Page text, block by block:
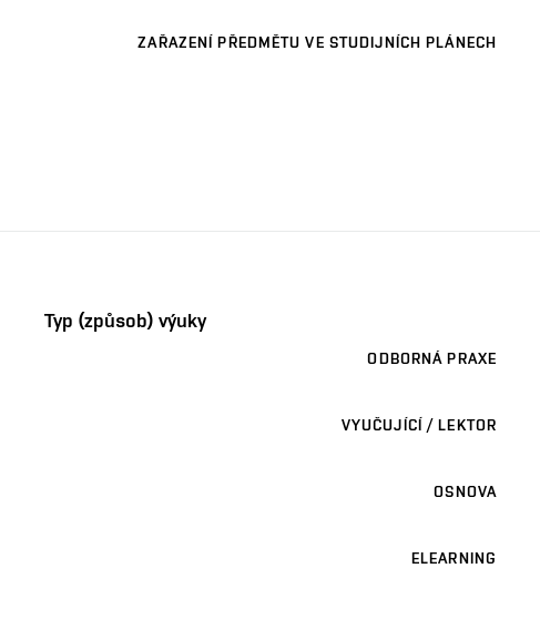
ZAŘAZENÍ PŘEDMĚTU VE STUDIJNÍCH PLÁNECH
Typ (způsob) výuky
ODBORNÁ PRAXE
VYUČUJÍCÍ / LEKTOR
OSNOVA
ELEARNING